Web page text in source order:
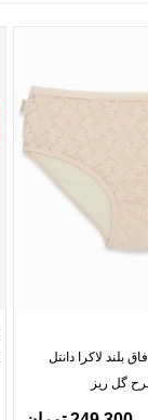
بلند لاکرا دانتل